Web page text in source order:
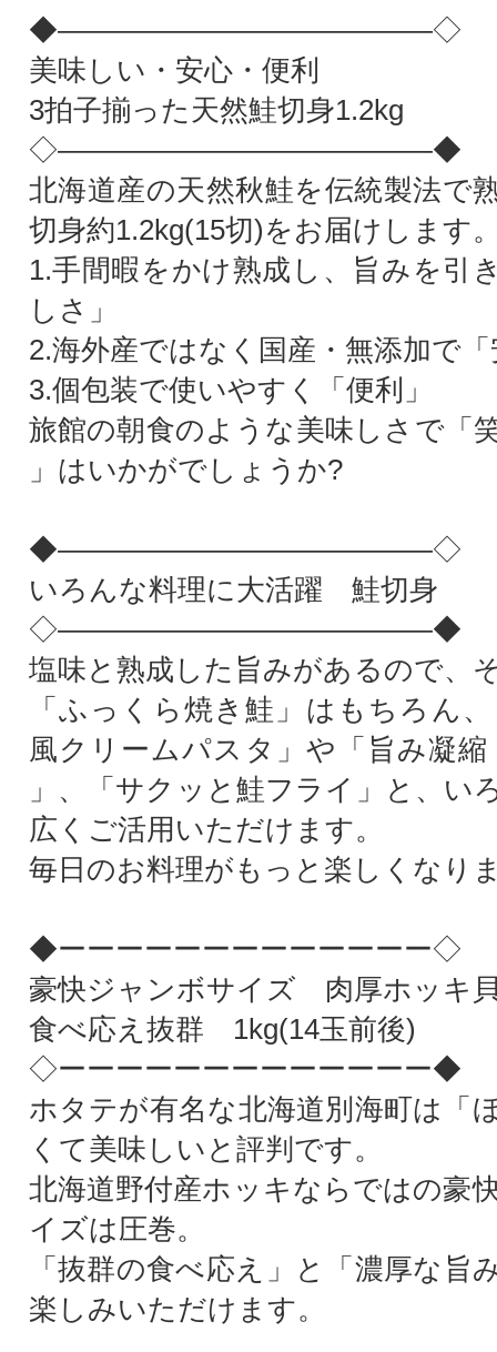
◆―――――――――――――◇
美味しい・安心・便利
3拍子揃った天然鮭切身1.2kg
◇―――――――――――――◆
北海道産の天然秋鮭を伝統製法で
切身約1.2kg(15切)をお届けします
1.手間暇をかけ熟成し、旨みを引
しさ」
2.海外産ではなく国産・無添加で
3.個包装で使いやすく「便利」
旅館の朝食のような美味しさで「
」はいかがでしょうか?
◆―――――――――――――◇
いろんな料理に大活躍 鮭切身
◇―――――――――――――◆
塩味と熟成した旨みがあるので、
「ふっくら焼き鮭」はもちろん
風クリームパスタ」や「旨み凝
」、「サクッと鮭フライ」と、い
広くご活用いただけます。
毎日のお料理がもっと楽しくなり
◆ーーーーーーーーーーーーー◇
豪快ジャンボサイズ 肉厚ホッキ
食べ応え抜群 1kg(14玉前後)
◇ーーーーーーーーーーーーー◆
ホタテが有名な北海道別海町は「
くて美味しいと評判です。
北海道野付産ホッキならではの豪
イズは圧巻。
「抜群の食べ応え」と「濃厚な旨
楽しみいただけます。